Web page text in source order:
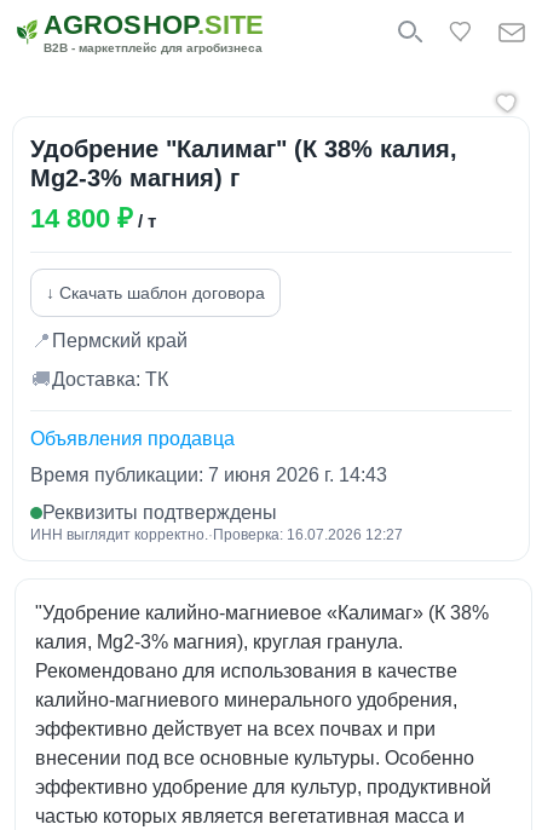
AGROSHOP.SITE
B2B - маркетплейс для агробизнеса
Удобрение "Калимаг" (К 38% калия,
Mg2-3% магния) г
14 800 ₽ / т
↓ Скачать шаблон договора
📍 Пермский край
🚚Доставка: ТК
Объявления продавца
Время публикации: 7 июня 2026 г. 14:43
Реквизиты подтверждены
ИНН выглядит корректно.· Проверка: 16.07.2026 12:27
"Удобрение калийно-магниевое «Калимаг» (К 38%
калия, Mg2-3% магния), круглая гранула.
Рекомендовано для использования в качестве
калийно-магниевого минерального удобрения,
эффективно действует на всех почвах и при
внесении под все основные культуры. Особенно
эффективно удобрение для культур, продуктивной
частью которых является вегетативная масса и